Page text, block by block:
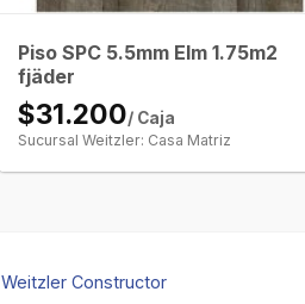
Piso SPC 5.5mm Elm 1.75m2
fjäder
$31.200/ Caja
Sucursal Weitzler: Casa Matriz
Weitzler Constructor